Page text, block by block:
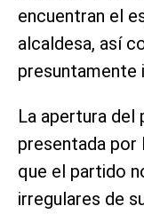
encuentran el
alcaldesa, así
presuntamente
La apertura
presentada por
que el partido
irregulares de